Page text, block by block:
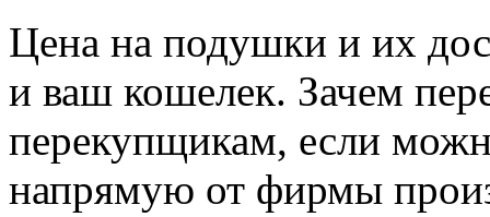
Цена на подушки и их
и ваш кошелек. Зачем
перекупщикам, если
напрямую от фирмы